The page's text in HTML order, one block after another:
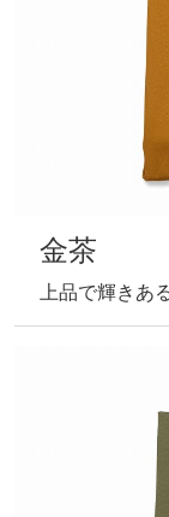
金茶
上品で輝きあ